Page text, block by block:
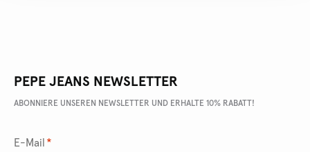
PEPE JEANS NEWSLETTER
ABONNIERE UNSEREN NEWSLETTER UND ERHALTE 10% RABATT!
E-Mail *